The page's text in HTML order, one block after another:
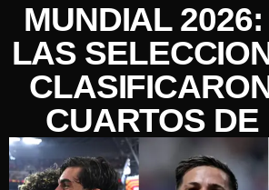
MUNDIAL
LAS
CUARTOS